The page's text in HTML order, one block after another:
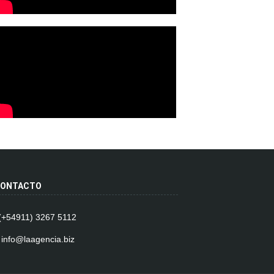
3267 5112